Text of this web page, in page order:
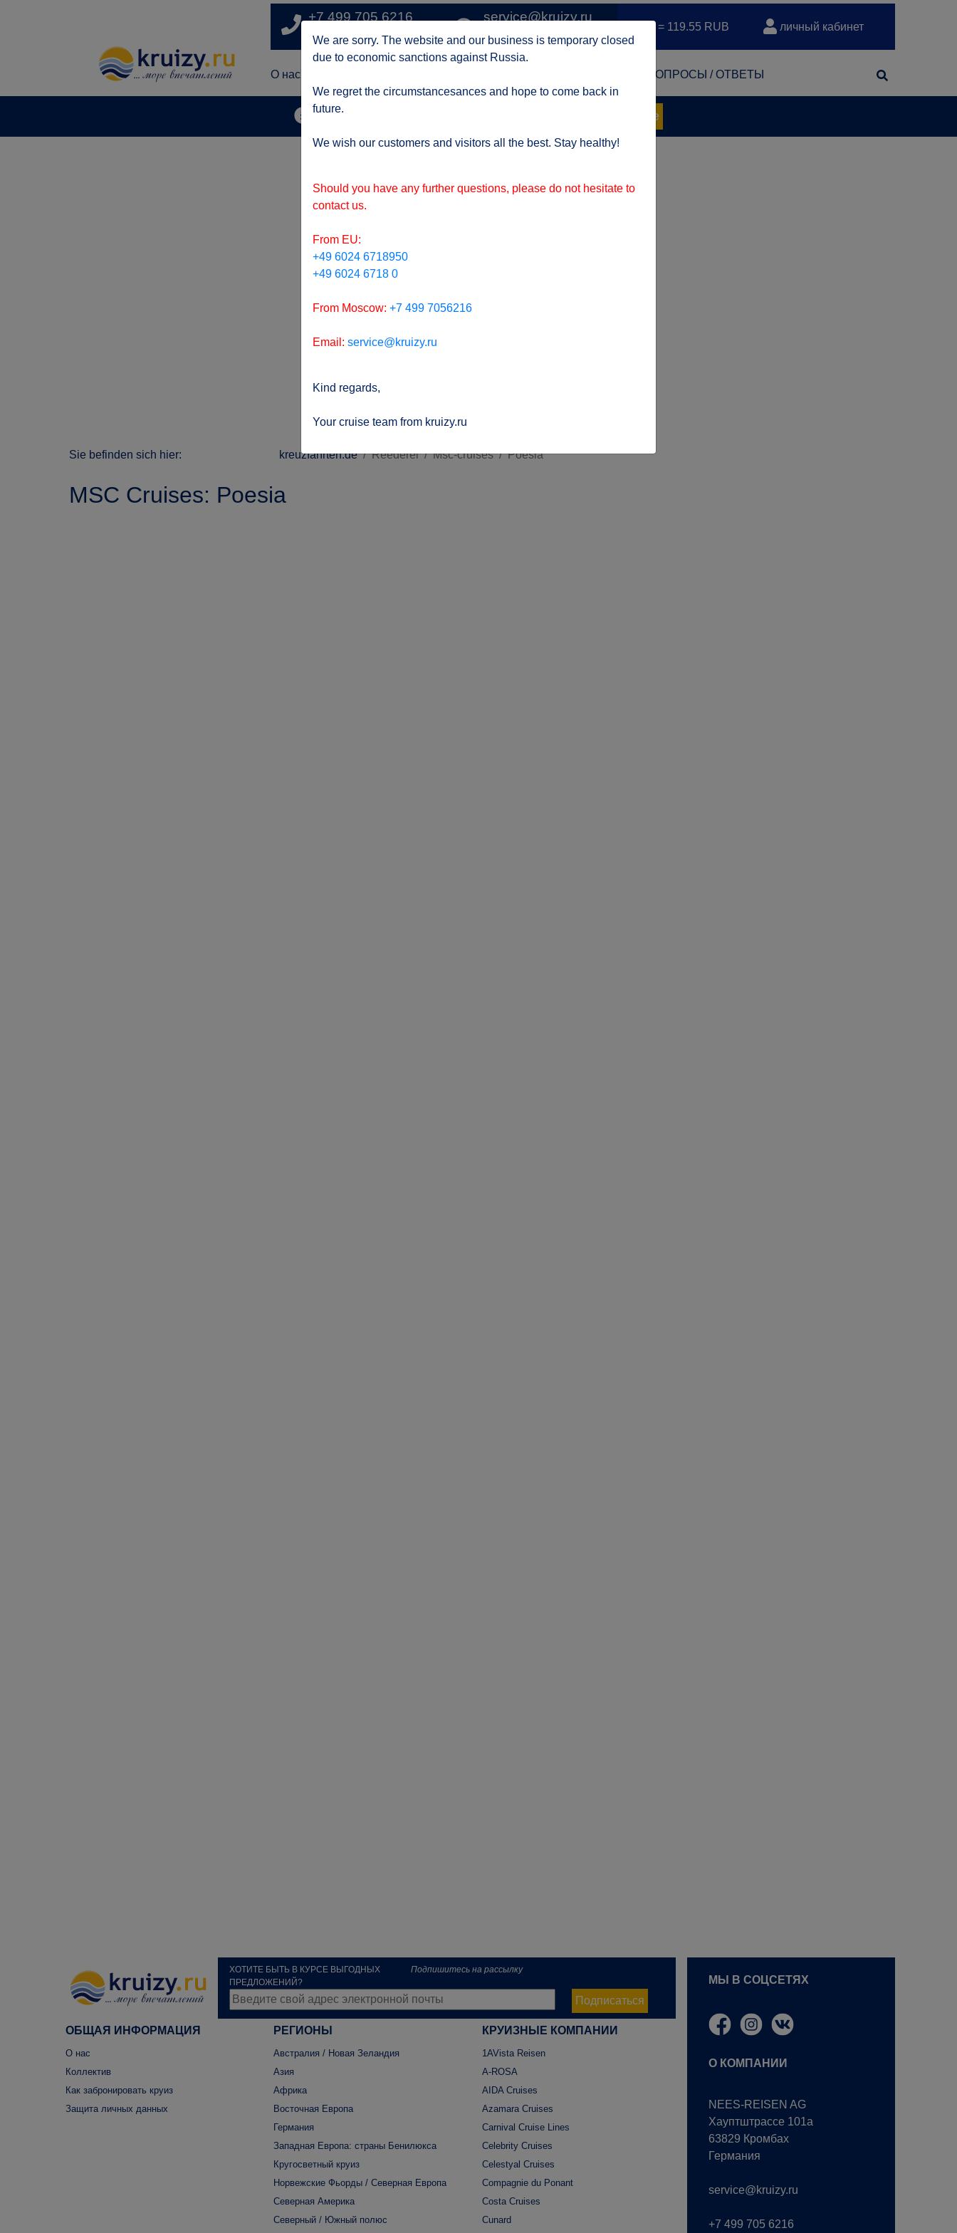
+7 499 705 6216
по Москве
service@kruizy.ru
Отправить запрос
1 EUR = 119.55 RUB личный кабинет
О нас ВОПРОСЫ / ОТВЕТЫ
Актуальная информация о короне вирусе подробнее
Sie befinden sich hier: kreuzfahrten.de Reederei Msc-cruises Poesia
MSC Cruises: Poesia
We are sorry. The website and our business is temporary closed
due to economic sanctions against Russia.
We regret the circumstancesances and hope to come back in
future.
We wish our customers and visitors all the best. Stay healthy!
Should you have any further questions, please do not hesitate to
contact us.
From EU:
+49 6024 6718950
+49 6024 6718 0
From Moscow: +7 499 7056216
Email: service@kruizy.ru
Kind regards,
Your cruise team from kruizy.ru
ХОТИТЕ БЫТЬ В КУРСЕ ВЫГОДНЫХ
ПРЕДЛОЖЕНИЙ?
Подпишитесь на рассылку
Подписаться
ОБЩАЯ ИНФОРМАЦИЯ
О нас
Коллектив
Как забронировать круиз
Защита личных данных
РЕГИОНЫ
Австралия / Новая Зеландия
Азия
Африка
Восточная Европа
Германия
Западная Европа: страны Бенилюкса
Кругосветный круиз
Норвежские Фьорды / Северная Европа
Северная Америка
Северный / Южный полюс
КРУИЗНЫЕ КОМПАНИИ
1AVista Reisen
A-ROSA
AIDA Cruises
Azamara Cruises
Carnival Cruise Lines
Celebrity Cruises
Celestyal Cruises
Compagnie du Ponant
Costa Cruises
Cunard
МЫ В СОЦСЕТЯХ
О КОМПАНИИ
NEES-REISEN AG
Хауптштрассе 101a
63829 Кромбах
Германия
service@kruizy.ru
+7 499 705 6216